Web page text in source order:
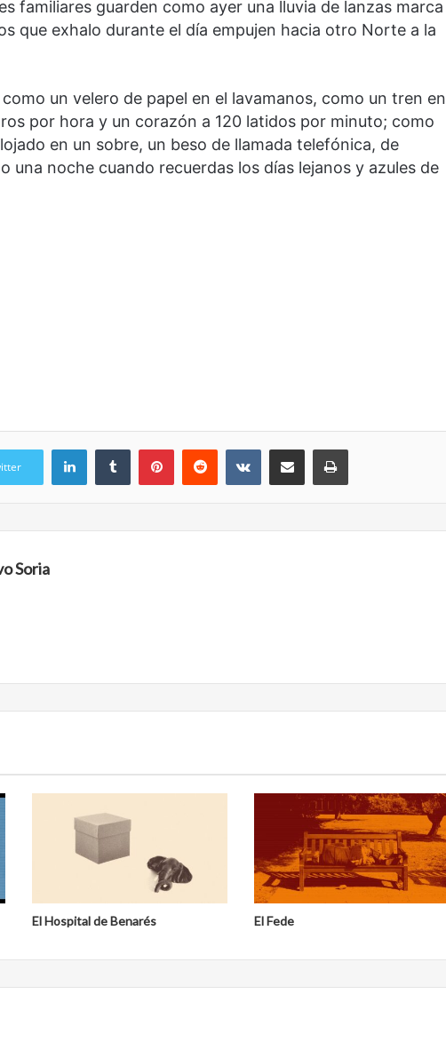
familiares guarden como ayer una lluvia de lanzas marca
que exhalo durante el día empujen hacia otro Norte a la
un velero de papel en el lavamanos, como un tren en
por hora y un corazón a 120 latidos por minuto; como
en un sobre, un beso de llamada telefónica, de
una noche cuando recuerdas los días lejanos y azules de
LinkedInTumblrPinterestRedditVKontakte
Share via EmailPrint
Soria
El Hospital de Benarés El Fede